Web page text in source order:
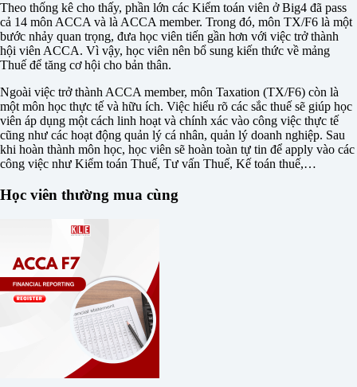
Theo thống kê cho thấy, phần lớn các Kiểm toán viên ở Big4 đã pass
cả 14 môn ACCA và là ACCA member. Trong đó, môn TX/F6 là một
bước nhảy quan trọng, đưa học viên tiến gần hơn với việc trở thành
hội viên ACCA. Vì vậy, học viên nên bổ sung kiến thức về mảng
Thuế để tăng cơ hội cho bản thân.
Ngoài việc trở thành ACCA member, môn Taxation (TX/F6) còn là
một môn học thực tế và hữu ích. Việc hiểu rõ các sắc thuế sẽ giúp học
viên áp dụng một cách linh hoạt và chính xác vào công việc thực tế
cũng như các hoạt động quản lý cá nhân, quản lý doanh nghiệp. Sau
khi hoàn thành môn học, học viên sẽ hoàn toàn tự tin để apply vào các
công việc như Kiểm toán Thuế, Tư vấn Thuế, Kế toán thuế,…
Học viên thường mua cùng